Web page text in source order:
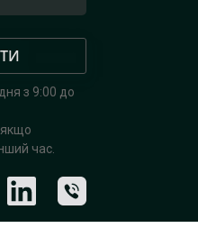
з 9:00 до
час.